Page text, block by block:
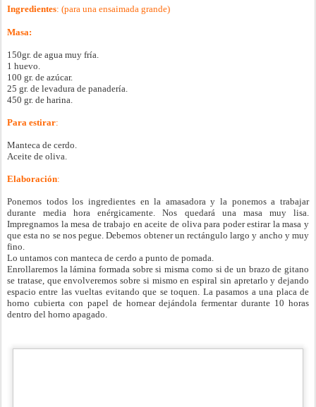
Ingredientes: (para una ensaimada grande)
Masa:
150gr. de agua muy fría.
1 huevo.
100 gr. de azúcar.
25 gr. de levadura de panadería.
450 gr. de harina.
Para estirar:
Manteca de cerdo.
Aceite de oliva.
Elaboración:
Ponemos todos los ingredientes en la amasadora y la ponemos a trabajar
durante media hora enérgicamente. Nos quedará una masa muy lisa.
Impregnamos la mesa de trabajo en aceite de oliva para poder estirar la masa y
que esta no se nos pegue. Debemos obtener un rectángulo largo y ancho y muy
fino.
Lo untamos con manteca de cerdo a punto de pomada.
Enrollaremos la lámina formada sobre si misma como si de un brazo de gitano
se tratase, que envolveremos sobre si mismo en espiral sin apretarlo y dejando
espacio entre las vueltas evitando que se toquen. La pasamos a una placa de
horno cubierta con papel de hornear dejándola fermentar durante 10 horas
dentro del horno apagado.